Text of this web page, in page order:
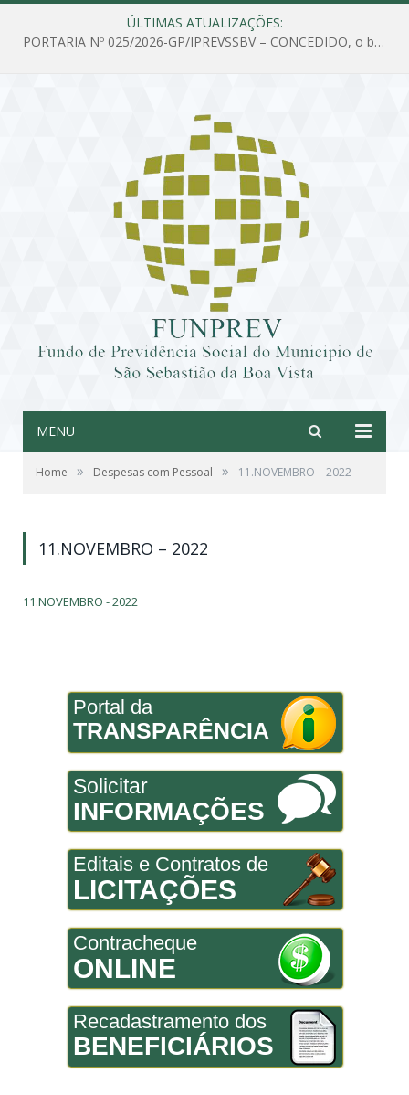
ÚLTIMAS ATUALIZAÇÕES:
PORTARIA Nº 025/2026-GP/IPREVSSBV – CONCEDIDO, o benefício de PENSÃO a MARIA ESTELA DOS SANTOS SOUZA
MENU
Home » Despesas com Pessoal » 11.NOVEMBRO – 2022
11.NOVEMBRO – 2022
11.NOVEMBRO - 2022
Portal da
TRANSPARÊNCIA
Solicitar
INFORMAÇÕES
Editais e Contratos de
LICITAÇÕES
Contracheque
ONLINE
Recadastramento dos
BENEFICIÁRIOS